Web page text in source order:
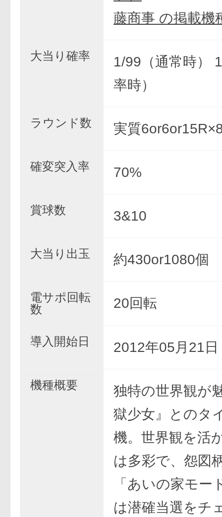
藤商事 の掲載機
大当り確率
1/99（通常時）
率時）
ラウンド数 実質
確変突入率 70%
賞球数 3&10
大当り出玉 約430or1080個
電サポ回転
数
20回転
導入開始日 2012年05月21日
機種概要
独特の世界観が
獄少女』とのタ
機。世界観を活
は多彩で、怨図
「あいの家モー
は潜確当選をチ